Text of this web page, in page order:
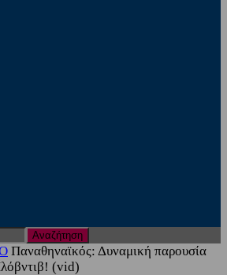
Παναθηναϊκός: Δυναμική παρουσία
(vid)